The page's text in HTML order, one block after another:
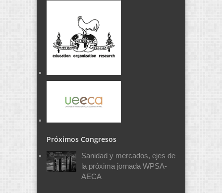
Próximos Congresos
Sanidad y mercados, ejes de
la próxima jornada WPSA-
AECA